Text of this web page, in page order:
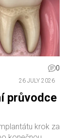
0
26 JULY 2026
průvodce
krok za